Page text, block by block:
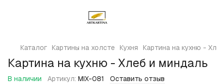
Каталог Картины на холсте Кухня Картина на кухню -
Картина на кухню - Хлеб и миндаль
В наличии Артикул: MIX-081 Оставить отзыв